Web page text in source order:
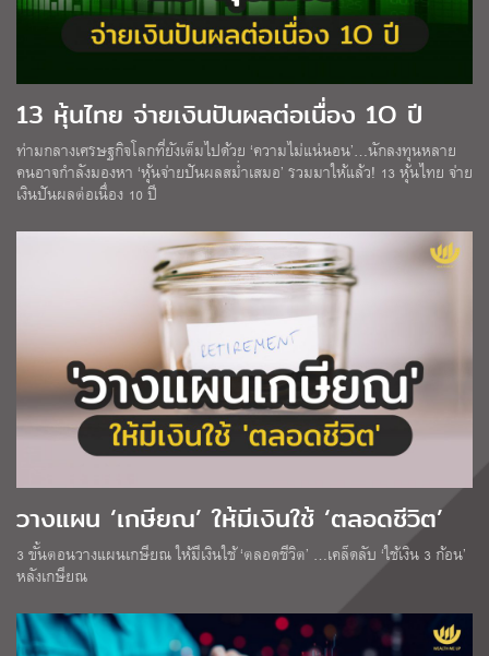
13 หุ้นไทย จ่ายเงินปันผลต่อเนื่อง 1O ปี
ท่ามกลางเศรษฐกิจโลกที่ยังเต็มไปด้วย ‘ความไม่แน่นอน’…นักลงทุนหลาย
คนอาจกำลังมองหา ‘หุ้นจ่ายปันผลสม่ำเสมอ’ รวมมาให้แล้ว! 13 หุ้นไทย จ่าย
เงินปันผลต่อเนื่อง 10 ปี
วางแผน ‘เกษียณ’ ให้มีเงินใช้ ‘ตลอดชีวิต’
3 ขั้นตอนวางแผนเกษียณ ให้มีเงินใช้ ‘ตลอดชีวิต’ …เคล็ดลับ ‘ใช้เงิน 3 ก้อน’
หลังเกษียณ